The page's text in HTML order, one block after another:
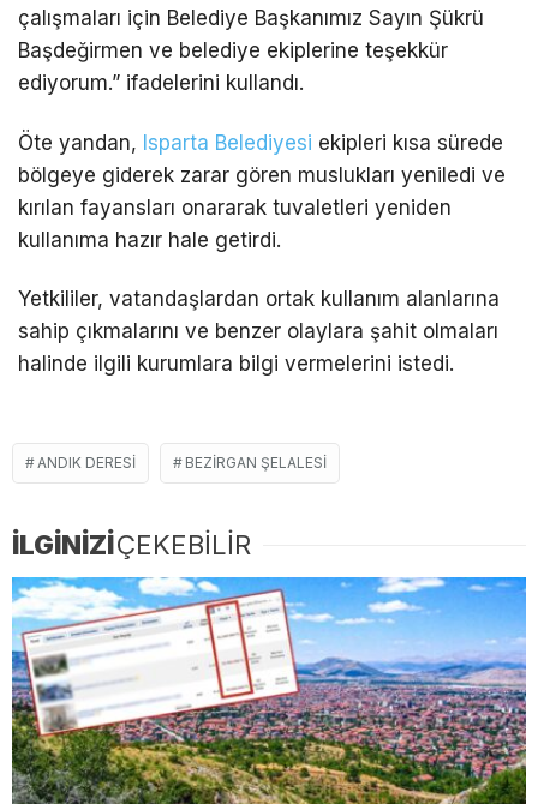
çalışmaları için Belediye Başkanımız Sayın Şükrü
Başdeğirmen ve belediye ekiplerine teşekkür
ediyorum.” ifadelerini kullandı.
Öte yandan, Isparta Belediyesi ekipleri kısa sürede
bölgeye giderek zarar gören muslukları yeniledi ve
kırılan fayansları onararak tuvaletleri yeniden
kullanıma hazır hale getirdi.
Yetkililer, vatandaşlardan ortak kullanım alanlarına
sahip çıkmalarını ve benzer olaylara şahit olmaları
halinde ilgili kurumlara bilgi vermelerini istedi.
ANDIK DERESI BEZIRGAN ŞELALESI
İLGİNİZİÇEKEBİLİR